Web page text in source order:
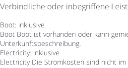
Verbindliche oder inbegriffene
Boot: inklusive
Boot Boot ist vorhanden oder kann
Unterkunftsbeschreibung.
Electricity: inklusive
Electricity Die Stromkosten sind nicht